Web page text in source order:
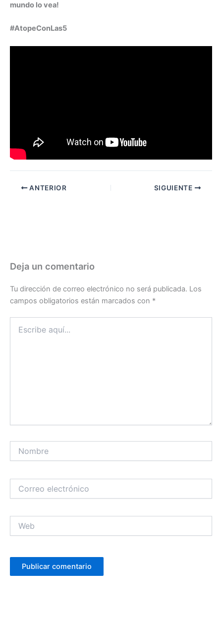
mundo lo vea!
#AtopeConLas5
ANTERIOR SIGUIENTE
Deja un comentario
Tu dirección de correo electrónico no será publicada. Los
campos obligatorios están marcados con *
aquí...
electrónico